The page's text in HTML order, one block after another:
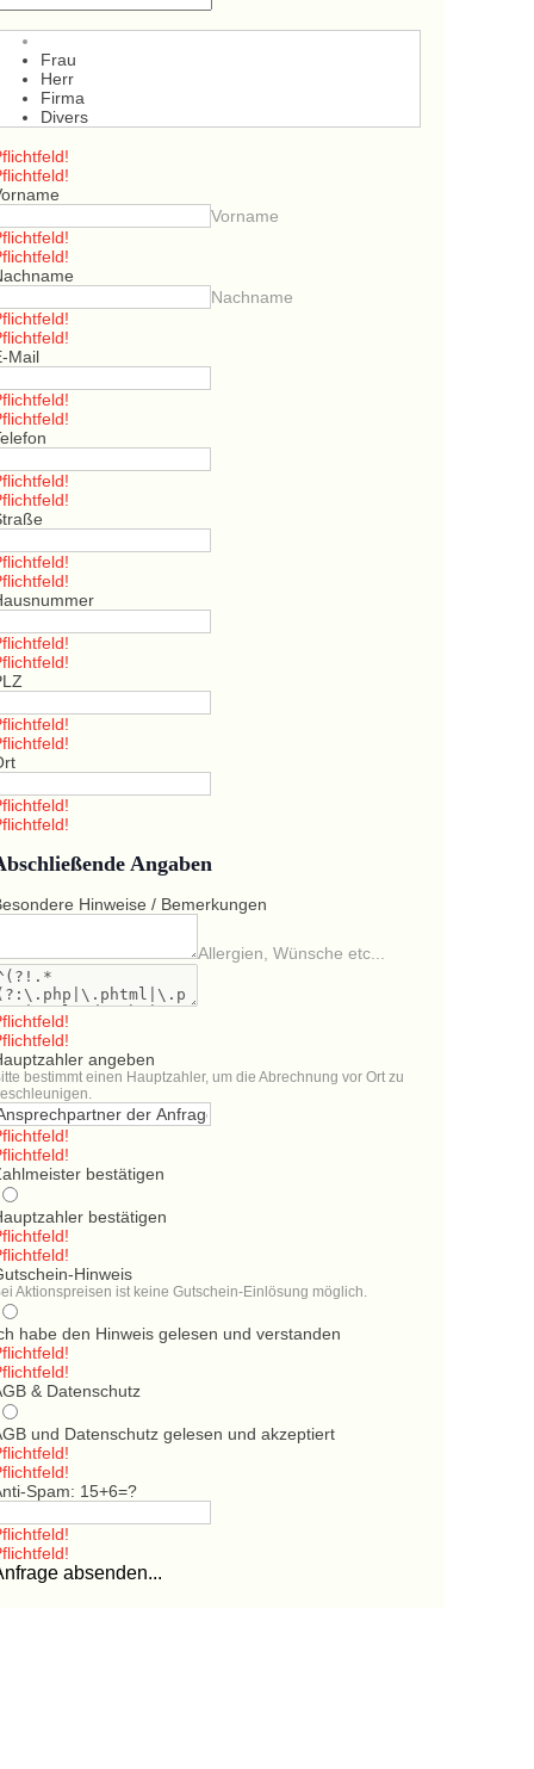
Frau
Herr
Firma
Divers
Vorname
Nachname
Mail
Angaben
Hinweise / Bemerkungen
Allergien, Wünsche etc...
angeben
bestimmt einen Hauptzahler, um die Abrechnung vor Ort zu
bestätigen
bestätigen
Hinweis
Aktionspreisen ist keine Gutschein-Einlösung möglich.
habe den Hinweis gelesen und verstanden
& Datenschutz
und Datenschutz gelesen und akzeptiert
Spam: 15+6=?
absenden...